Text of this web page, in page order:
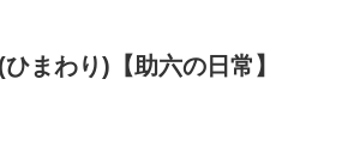
ひまわり)【助六の日常】